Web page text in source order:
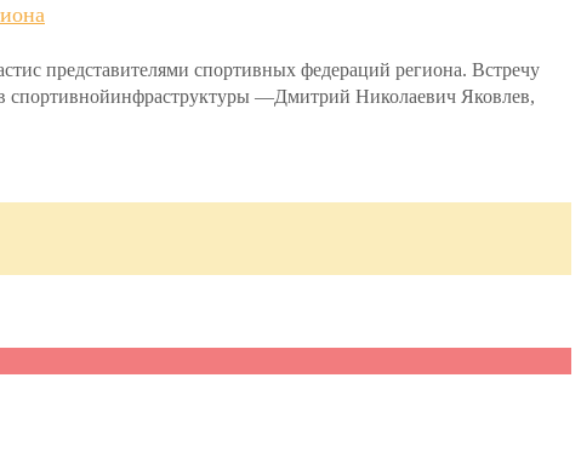
представителями спортивных федераций региона. Встречу
спортивнойинфраструктуры —Дмитрий Николаевич Яковлев,